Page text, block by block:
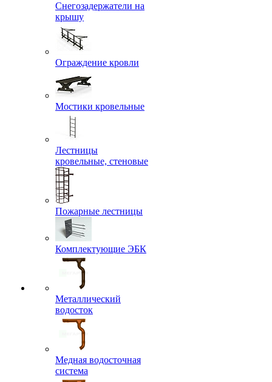
Снегозадержатели на
крышу
Ограждение кровли
Мостики кровельные
Лестницы
кровельные, стеновые
Пожарные лестницы
Комплектующие ЭБК
Металлический
водосток
Медная водосточная
система